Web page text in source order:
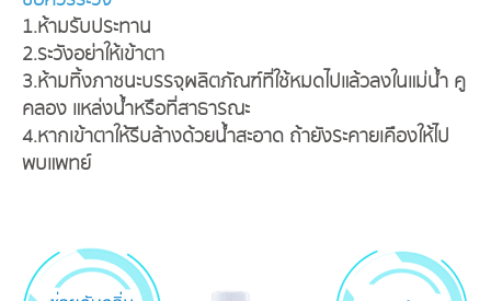
1.ห้ามรับประทาน
2.ระวังอย่าให้เข้าตา
3.ห้ามทิ้งภาชนะบรรจุผลิตภัณฑ์ที่ใช้หมดไปแล้วลงในแม่น้ำ คู
คลอง แหล่งน้ำหรือที่สาธารณะ
4.หากเข้าตาให้รีบล้างด้วยน้ำสะอาด ถ้ายังระคายเคืองให้ไป
พบแพทย์